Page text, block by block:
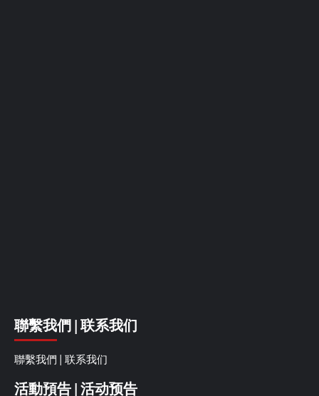
聯繫我們 | 联系我们
聯繫我們 | 联系我们
活動預告 | 活动预告